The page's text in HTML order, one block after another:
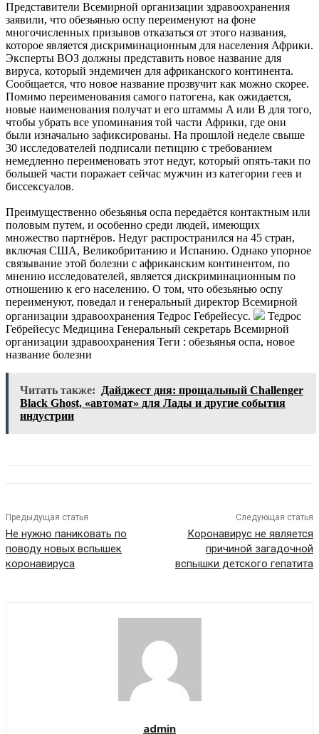
Представители Всемирной организации здравоохранения
заявили, что обезьянью оспу переименуют на фоне
многочисленных призывов отказаться от этого названия,
которое является дискриминационным для населения Африки.
Эксперты ВОЗ должны представить новое название для
вируса, который эндемичен для африканского континента.
Сообщается, что новое название прозвучит как можно скорее.
Помимо переименования самого патогена, как ожидается,
новые наименования получат и его штаммы A или B для того,
чтобы убрать все упоминания той части Африки, где они
были изначально зафиксированы. На прошлой неделе свыше
30 исследователей подписали петицию с требованием
немедленно переименовать этот недуг, который опять-таки по
большей части поражает сейчас мужчин из категории геев и
биссексуалов.
Преимущественно обезьянья оспа передаётся контактным или
половым путем, и особенно среди людей, имеющих
множество партнёров. Недуг распространился на 45 стран,
включая США, Великобританию и Испанию. Однако упорное
связывание этой болезни с африканским континентом, по
мнению исследователей, является дискриминационным по
отношению к его населению. О том, что обезьянью оспу
переименуют, поведал и генеральный директор Всемирной
организации здравоохранения Тедрос Гебрейесус.
Тедрос
Гебрейесус Медицина Генеральный секретарь Всемирной
организации здравоохранения Теги : обезьянья оспа, новое
название болезни
Читать также:
Дайджест дня: прощальный Challenger
Black Ghost, «автомат» для Лады и другие события
индустрии
Предыдущая статья
Не нужно паниковать по
поводу новых вспышек
коронавируса
Следующая статья
Коронавирус не является
причиной загадочной
вспышки детского гепатита
admin